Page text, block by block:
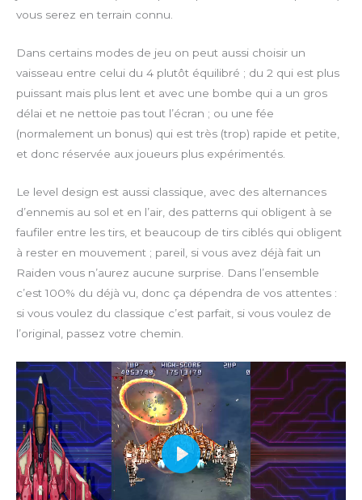
vous serez en terrain connu.
Dans certains modes de jeu on peut aussi choisir un
vaisseau entre celui du 4 plutôt équilibré ; du 2 qui est plus
puissant mais plus lent et avec une bombe qui a un gros
délai et ne nettoie pas tout l’écran ; ou une fée
(normalement un bonus) qui est très (trop) rapide et petite,
et donc réservée aux joueurs plus expérimentés.
Le level design est aussi classique, avec des alternances
d’ennemis au sol et en l’air, des patterns qui obligent à se
faufiler entre les tirs, et beaucoup de tirs ciblés qui obligent
à rester en mouvement ; pareil, si vous avez déjà fait un
Raiden vous n’aurez aucune surprise. Dans l’ensemble
c’est 100% du déjà vu, donc ça dépendra de vos attentes :
si vous voulez du classique c’est parfait, si vous voulez de
l’original, passez votre chemin.
P